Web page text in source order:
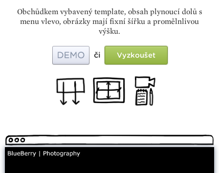
Obchůdkem vybavený template, obsah plynoucí dolů s
menu vlevo, obrázky mají fixní šířku a promělnlivou
výšku.
Vyzkoušet
či